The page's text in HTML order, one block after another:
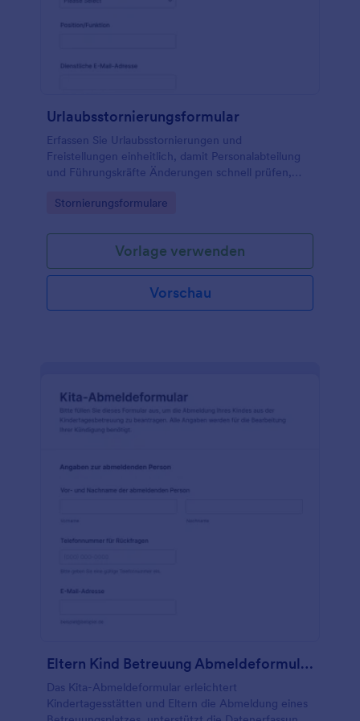
Urlaubsstornierungsformular
Erfassen Sie Urlaubsstornierungen und
Freistellungen einheitlich, damit Personalabteilung
und Führungskräfte Änderungen schnell prüfen,
jede Formularantwort zentral dokumentieren
Go to Category:
Stornierungsformulare
Vorlage verwenden
Vorschau
Eltern Kind Betreuung Abmeldeformular
Das Kita-Abmeldeformular erleichtert
Kindertagesstätten und Eltern die Abmeldung eines